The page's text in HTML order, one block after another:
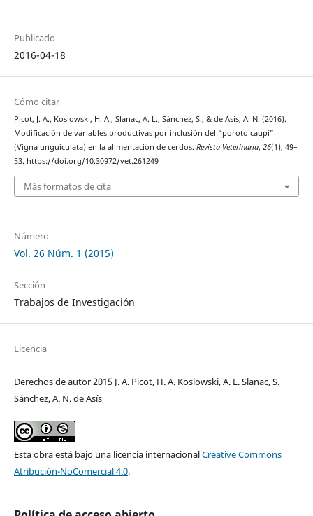
Publicado
2016-04-18
Cómo citar
Picot, J. A., Koslowski, H. A., Slanac, A. L., Sánchez, S., & de Asís, A. N. (2016).
Modificación de variables productivas por inclusión del “poroto caupí”
(Vigna unguiculata) en la alimentación de cerdos. Revista Veterinaria, 26(1), 49–
53. https://doi.org/10.30972/vet.261249
Más formatos de cita
Número
Vol. 26 Núm. 1 (2015)
Sección
Trabajos de Investigación
Licencia
Derechos de autor 2015 J. A. Picot, H. A. Koslowski, A. L. Slanac, S.
Sánchez, A. N. de Asís
Esta obra está bajo una licencia internacionalCreative Commons
Atribución-NoComercial 4.0.